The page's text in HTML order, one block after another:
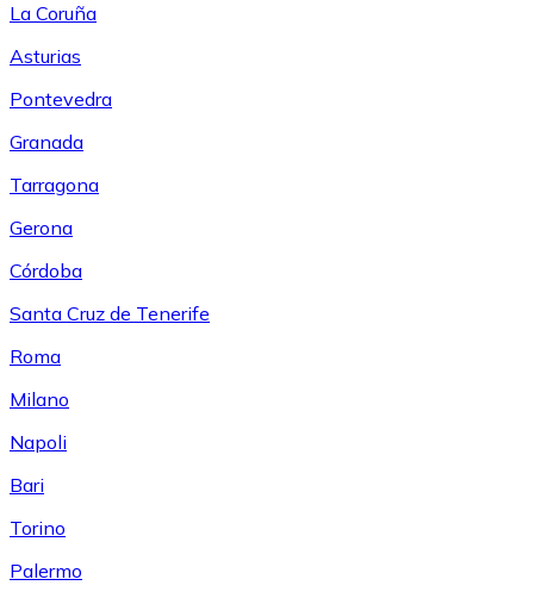
La Coruña
Asturias
Pontevedra
Granada
Tarragona
Gerona
Córdoba
Santa Cruz de Tenerife
Roma
Milano
Napoli
Bari
Torino
Palermo